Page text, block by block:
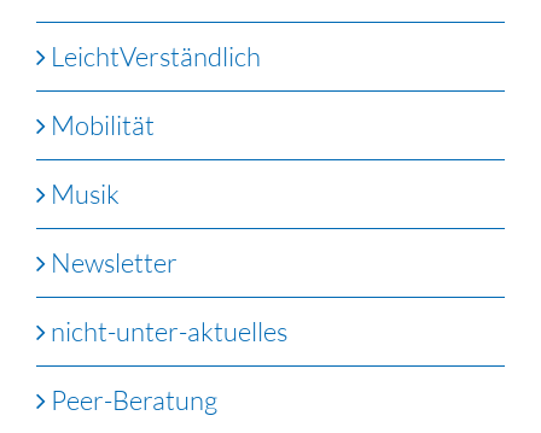
LeichtVerständlich
Mobilität
Musik
Newsletter
nicht-unter-aktuelles
Peer-Beratung